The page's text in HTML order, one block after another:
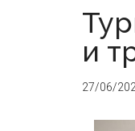
и
27/06/